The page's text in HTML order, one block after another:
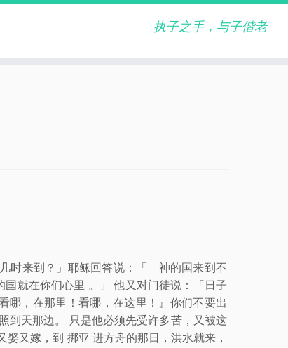
执子之手，与子偕老
时来到？」耶稣回答说：「 神的国来到不
就在你们心里 。」 他又对门徒说：「日子
哪，在那里！看哪，在这里！』你们不要出
到天那边。 只是他必须先受许多苦，又被这
又嫁，到 挪亚 进方舟的那日，洪水就来，